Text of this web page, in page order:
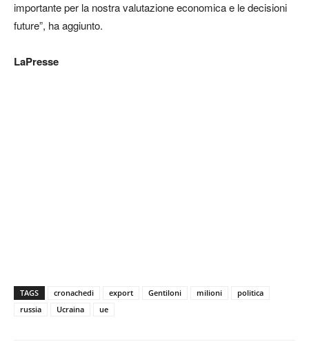
importante per la nostra valutazione economica e le decisioni
future”, ha aggiunto.
LaPresse
TAGS cronachedi export Gentiloni milioni
politica
russia
Ucraina ue